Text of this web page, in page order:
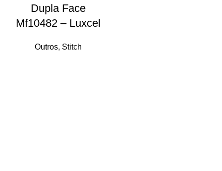
Dupla Face
Mf10482 – Luxcel
Outros, Stitch